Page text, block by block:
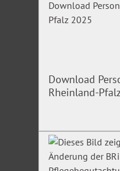
Download
Rheinland-